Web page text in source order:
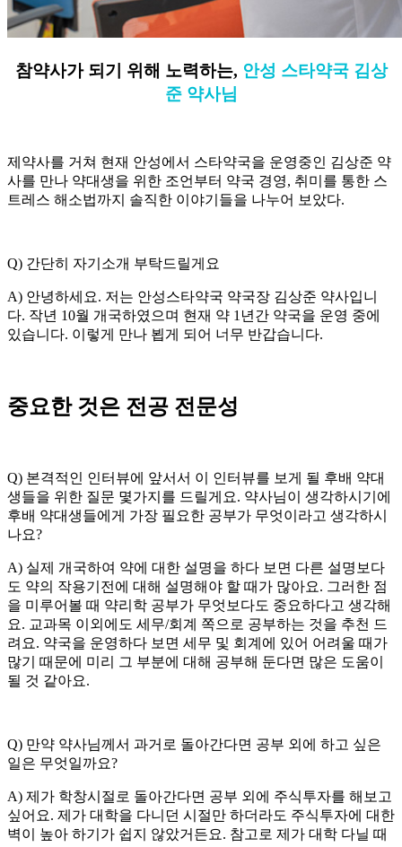
참약사가 되기 위해 노력하는, 안성 스타약국 김상
준 약사님
제약사를 거쳐 현재 안성에서 스타약국을 운영중인 김상준 약
사를 만나 약대생을 위한 조언부터 약국 경영, 취미를 통한 스
트레스 해소법까지 솔직한 이야기들을 나누어 보았다.
Q) 간단히 자기소개 부탁드릴게요
A) 안녕하세요. 저는 안성스타약국 약국장 김상준 약사입니
다. 작년 10월 개국하였으며 현재 약 1년간 약국을 운영 중에
있습니다. 이렇게 만나 뵙게 되어 너무 반갑습니다.
중요한 것은 전공 전문성
Q) 본격적인 인터뷰에 앞서서 이 인터뷰를 보게 될 후배 약대
생들을 위한 질문 몇가지를 드릴게요. 약사님이 생각하시기에
후배 약대생들에게 가장 필요한 공부가 무엇이라고 생각하시
나요?
A) 실제 개국하여 약에 대한 설명을 하다 보면 다른 설명보다
도 약의 작용기전에 대해 설명해야 할 때가 많아요. 그러한 점
을 미루어볼 때 약리학 공부가 무엇보다도 중요하다고 생각해
요. 교과목 이외에도 세무/회계 쪽으로 공부하는 것을 추천 드
려요. 약국을 운영하다 보면 세무 및 회계에 있어 어려울 때가
많기 때문에 미리 그 부분에 대해 공부해 둔다면 많은 도움이
될 것 같아요.
Q) 만약 약사님께서 과거로 돌아간다면 공부 외에 하고 싶은
일은 무엇일까요?
A) 제가 학창시절로 돌아간다면 공부 외에 주식투자를 해보고
싶어요. 제가 대학을 다니던 시절만 하더라도 주식투자에 대한
벽이 높아 하기가 쉽지 않았거든요. 참고로 제가 대학 다닐 때